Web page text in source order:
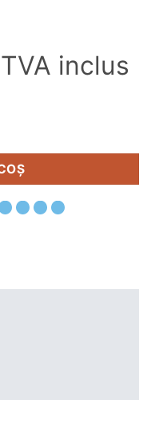
TVA inclus
180x200 cm Supreme